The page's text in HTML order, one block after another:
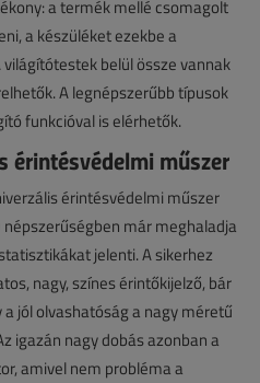
a termék mellé csomagolt
a készüléket ezekbe a
belül össze vannak
A legnépszerűbb típusok
funkcióval is elérhetők.
érintésvédelmi műszer
érintésvédelmi műszer
már meghaladja
jelenti. A sikerhez
nagy, színes érintőkijelző, bár
jól olvashatóság a nagy méretű
igazán nagy dobás azonban a
amivel nem probléma a